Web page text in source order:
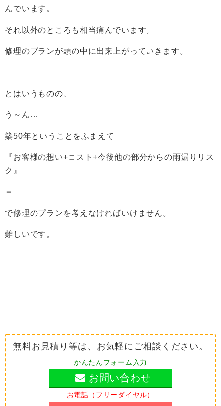
んでいます。
それ以外のところも相当痛んでいます。
修理のプランが頭の中に出来上がっていきます。
とはいうものの、
う～ん…
築50年ということをふまえて
『お客様の想い+コスト+今後他の部分からの雨漏りリス
ク』
＝
で修理のプランを考えなければいけません。
難しいです。
無料お見積り等は、お気軽にご相談ください。
かんたんフォーム入力
お問い合わせ
お電話（フリーダイヤル）